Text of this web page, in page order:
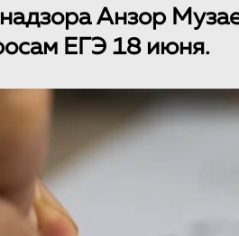
Анзор
ЕГЭ 18 июня.